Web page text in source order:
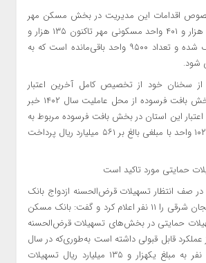
اقدامات این مدیریت در بخش مسکن مهر
افزود: از تعداد کل ۱۴۵ هزار و ۴۰۱ واحد مسکونی مهر تاکنون ۱۳۵ هزار و
۹۰۱ واحد تعیین تکلیف شده و تعداد ۹۵۰۰ واحد باقی‌مانده است که به
شود.
سخنان خود از تخصیص کامل آخرین اعتبار
تخصیصی استان در بخش بافت فرسوده از محل عاملیت سال ۱۴۰۲ خبر
اعتبار این استان در بخش بافت فرسوده مربوط به
سال ۱۴۰۲ است که به ۱۰۲ واحد با مبلغی بالغ بر ۵۶۱ میلیارد ریال پرداخت
حمایتی مورد تاکید است
در صف انتظار تسهیلات قرض‌الحسنه ازدواج بانک
مسکن در استان آذربایجان شرقی را ۱۱ نفر اعلام کرد و گفت: بانک مسکن
حمایتی در بخش‌های تسهیلات قرض‌الحسنه
عملکرد قابل قبولی داشته است به‌طوری‌که در سال
جاری مجموعاً به ۳۴۱ نفر به مبلغ یکهزار و ۱۳۵ میلیارد ریال تسهیلات